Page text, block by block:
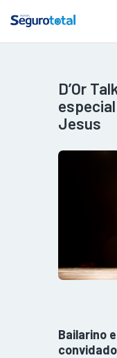
ST
D’Or
Jesus
Bailarino